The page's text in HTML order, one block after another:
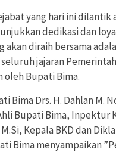
yang hari ini dilantik
dedikasi dan
akan diraih bersama
jajaran
Bupati Bima.
Bima Drs. H. Dahlan M.
Bupati Bima, Inpektur
Kepala BKD dan
Bima menyampaikan